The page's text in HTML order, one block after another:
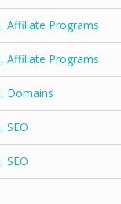
Affiliate Programs
Affiliate Programs
Domains
SEO
SEO